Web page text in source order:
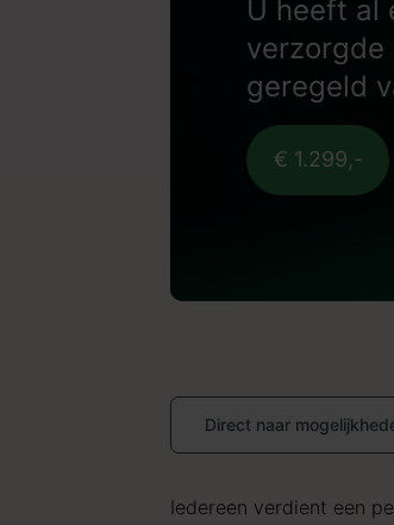
U heeft al
verzorgde
geregeld
€ 1.299,-
Direct naar
Iedereen verdient een